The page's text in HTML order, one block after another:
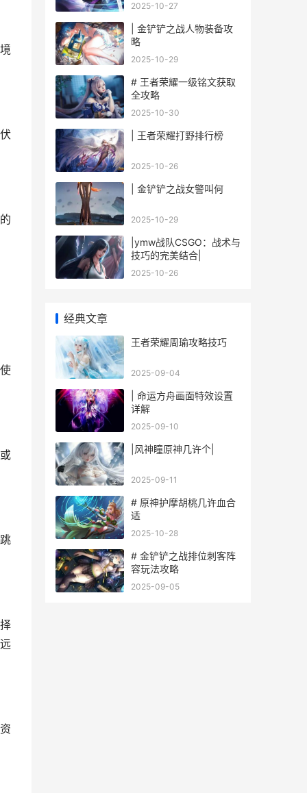
2025-10-27
| 金铲铲之战人物装备攻
略
2025-10-29
# 王者荣耀一级铭文获取
全攻略
2025-10-30
| 王者荣耀打野排行榜
2025-10-26
| 金铲铲之战女警叫何
2025-10-29
|ymw战队CSGO：战术与
技巧的完美结合|
2025-10-26
经典文章
王者荣耀周瑜攻略技巧
2025-09-04
| 命运方舟画面特效设置
详解
2025-09-10
|风神瞳原神几许个|
2025-09-11
# 原神护摩胡桃几许血合
适
2025-10-28
# 金铲铲之战排位刺客阵
容玩法攻略
2025-09-05